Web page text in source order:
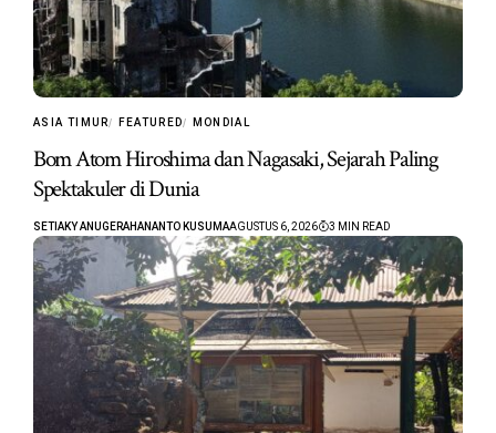
ASIA TIMUR FEATURED MONDIAL
Bom Atom Hiroshima dan Nagasaki, Sejarah Paling
Spektakuler di Dunia
SETIAKY ANUGERAHANANTO KUSUMAAGUSTUS 6, 2026 3 MIN READ